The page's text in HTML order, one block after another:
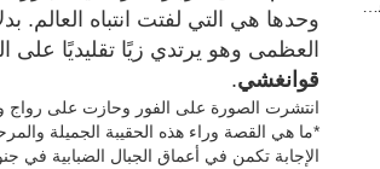
وحدها هي التي لفتت انتباه
العظمى وهو يرتدي زيًا تقليديًا
قوانغشي.
انتشرت الصورة على الفور وحازت على رواج
*ما هي القصة وراء هذه الحقيبة الجميلة
تكامل PayPal وWeChat Pay يجعل السفر في الصين أسهل للزوار الدوليين